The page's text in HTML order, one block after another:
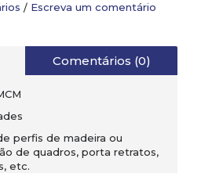
/ Escreva um comentário
Comentários (0)
perfis de madeira ou
de quadros, porta retratos,
etc.